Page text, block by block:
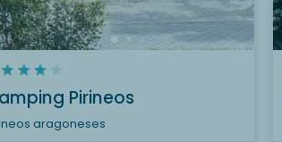
Pirineos
aragoneses